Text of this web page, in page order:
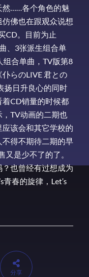
然……各个角色的魅
佛也在跟观众说想
CD。目前为止
、3张派生组合单
组合单曲，TV版第8
らのLIVE 君との
扬日升良心的同时
CD销量的时候都
TV动画的二期也
该会和其它学校的
得不期待二期的早
又是少不了的了。
也曾经有过想成为
春的旋律，Let’s
分享